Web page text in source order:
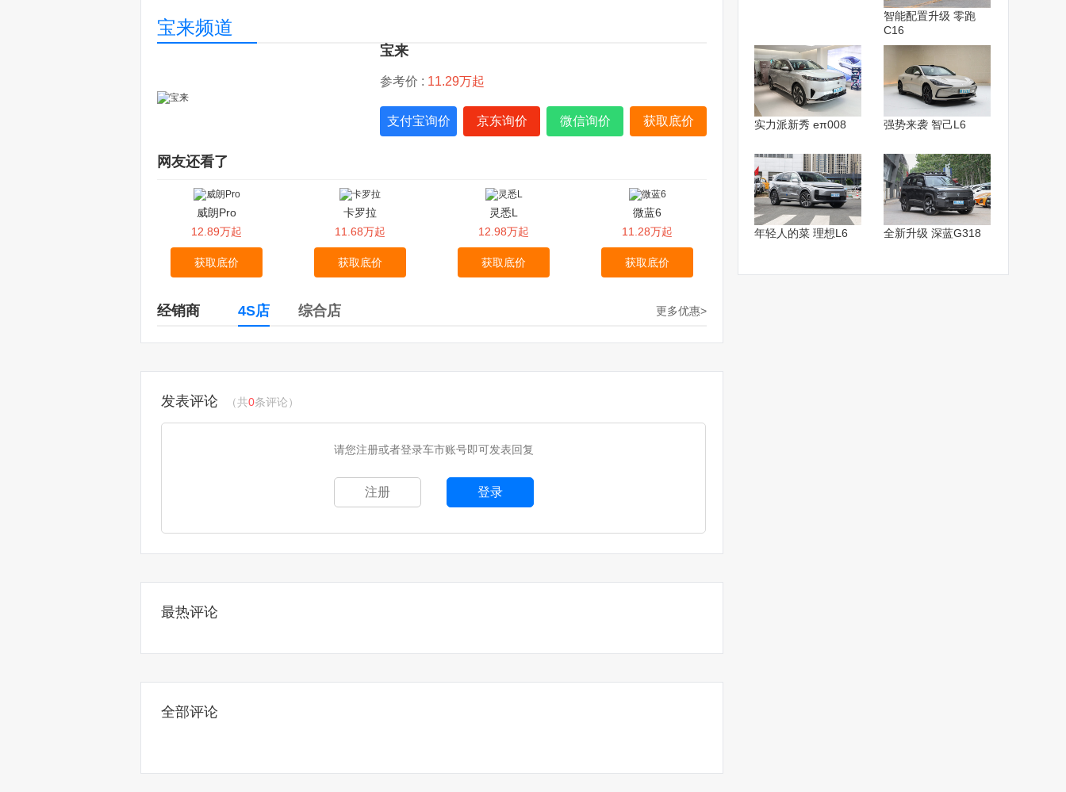
宝来频道
宝来
参考价 : 11.29万起
支付宝询价 京东询价 微信询价 获取底价
网友还看了
威朗Pro
12.89万起
获取底价
卡罗拉
11.68万起
获取底价
灵悉L
12.98万起
获取底价
微蓝6
11.28万起
获取底价
经销商 4S店 综合店 更多优惠>
发表评论 （共0条评论）
请您注册或者登录车市账号即可发表回复
注册 登录
最热评论
全部评论
智能配置升级 零跑
C16
实力派新秀 eπ008 强势来袭 智己L6
年轻人的菜 理想L6 全新升级 深蓝G318